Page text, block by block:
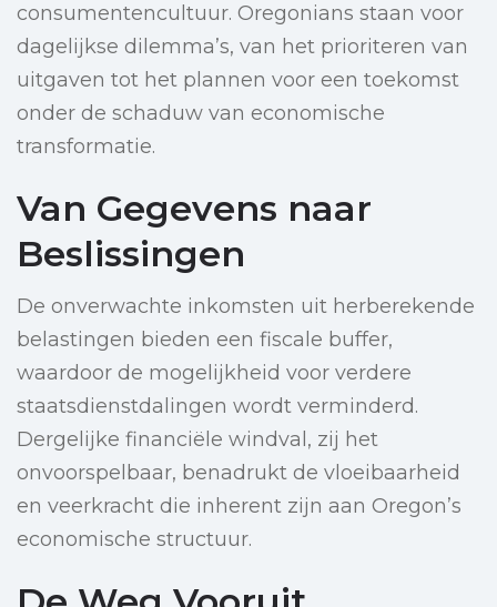
consumentencultuur. Oregonians staan voor
dagelijkse dilemma’s, van het prioriteren van
uitgaven tot het plannen voor een toekomst
onder de schaduw van economische
transformatie.
Van Gegevens naar
Beslissingen
De onverwachte inkomsten uit herberekende
belastingen bieden een fiscale buffer,
waardoor de mogelijkheid voor verdere
staatsdienstdalingen wordt verminderd.
Dergelijke financiële windval, zij het
onvoorspelbaar, benadrukt de vloeibaarheid
en veerkracht die inherent zijn aan Oregon’s
economische structuur.